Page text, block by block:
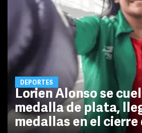
DEPORTES
Lorien Alonso se
medalla de plata,
medallas en el cierre